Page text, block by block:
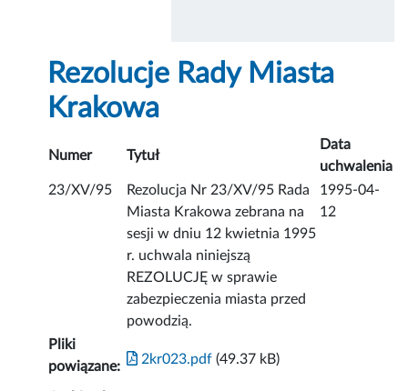
Rezolucje Rady Miasta
Krakowa
Numer Tytuł
Data
uchwalenia
23/XV/95
Rezolucja Nr 23/XV/95 Rada
Miasta Krakowa zebrana na
sesji w dniu 12 kwietnia 1995
r. uchwala niniejszą
REZOLUCJĘ w sprawie
zabezpieczenia miasta przed
powodzią.
1995-04-
12
Pliki
powiązane:
2kr023.pdf (49.37 kB)